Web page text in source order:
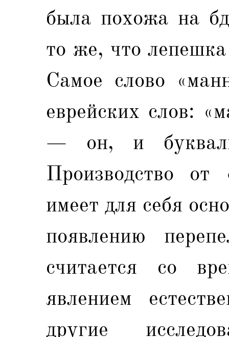
была похожа на
то же, что
Самое слово
еврейских слов:
— он, и
Производство
имеет для себя
появлению
считается со
явлением
другие